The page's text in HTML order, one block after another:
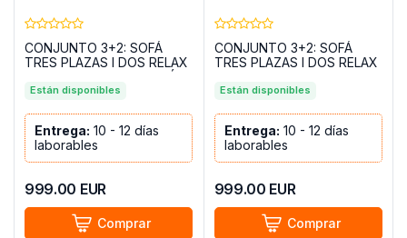
CONJUNTO 3+2: SOFÁ
TRES PLAZAS I DOS RELAX
MANUAL MADRID MARRÓN
Están disponibles
Entrega: 10 - 12 días
laborables
999.00 EUR
Comprar
CONJUNTO 3+2: SOFÁ
TRES PLAZAS I DOS RELAX
Están disponibles
Entrega: 10 - 12 días
laborables
999.00 EUR
Comprar